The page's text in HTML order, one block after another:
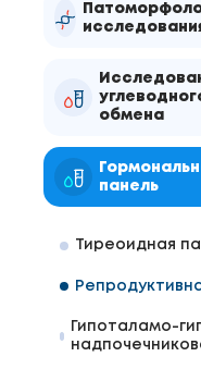
обмена
панель
Тиреоидная
Гипоталамо-